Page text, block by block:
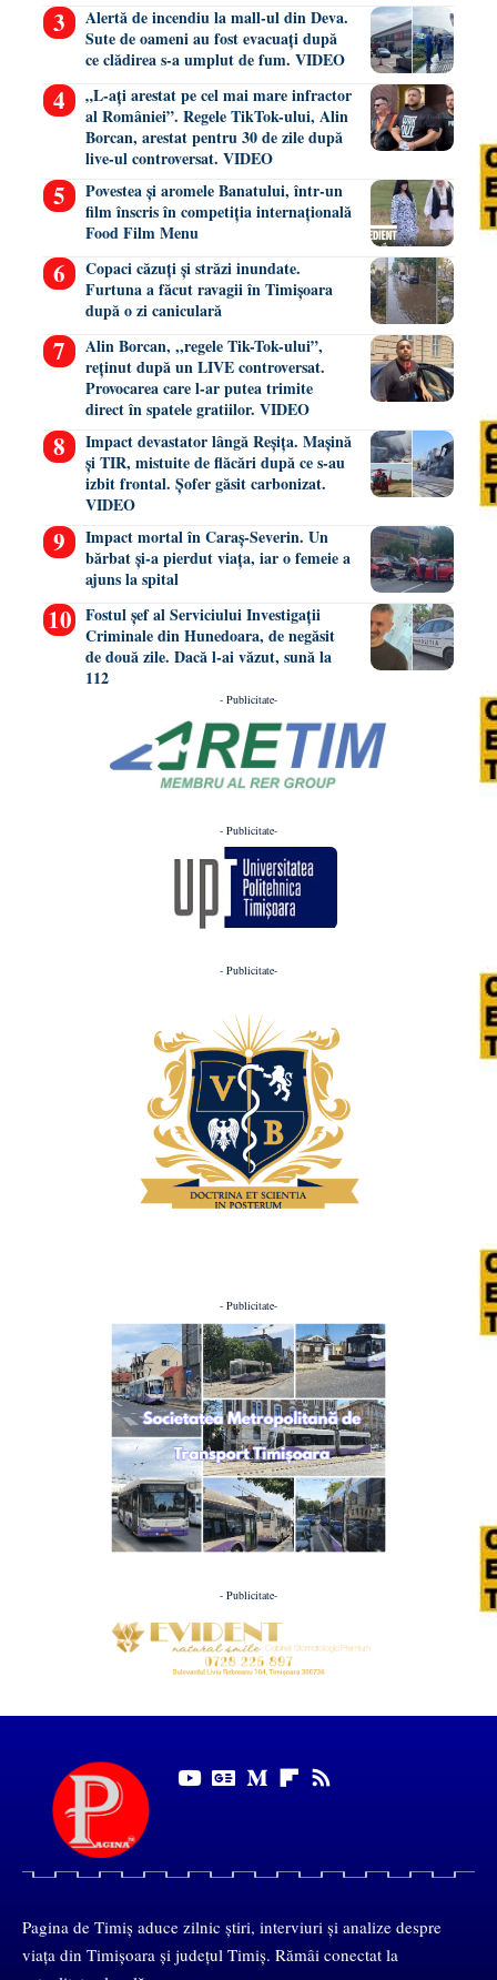
Alertă de incendiu la mall-ul din Deva.
Sute de oameni au fost evacuați după
ce clădirea s-a umplut de fum. VIDEO
„L-ați arestat pe cel mai mare infractor
al României”. Regele TikTok-ului, Alin
Borcan, arestat pentru 30 de zile după
live-ul controversat. VIDEO
Povestea și aromele Banatului, într-un
film înscris în competiția internațională
Food Film Menu
Copaci căzuți și străzi inundate.
Furtuna a făcut ravagii în Timișoara
după o zi caniculară
Alin Borcan, ,,regele Tik-Tok-ului”,
reținut după un LIVE controversat.
Provocarea care l-ar putea trimite
direct în spatele gratiilor. VIDEO
Impact devastator lângă Reșița. Mașină
și TIR, mistuite de flăcări după ce s-au
izbit frontal. Șofer găsit carbonizat.
VIDEO
Impact mortal în Caraș-Severin. Un
bărbat și-a pierdut viața, iar o femeie a
ajuns la spital
Fostul șef al Serviciului Investigații
Criminale din Hunedoara, de negăsit
de două zile. Dacă l-ai văzut, sună la
112
- Publicitate-
- Publicitate-
- Publicitate-
- Publicitate-
- Publicitate-
Pagina de Timiș aduce zilnic știri, interviuri și analize despre
viața din Timișoara și județul Timiș. Rămâi conectat la